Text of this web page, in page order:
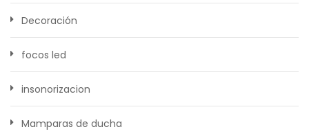
Decoración
focos led
insonorizacion
Mamparas de ducha